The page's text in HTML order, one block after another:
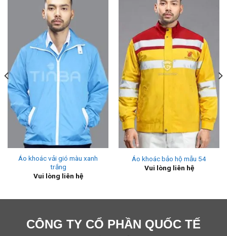
Áo khoác vải gió màu xanh
trắng
Vui lòng liên hệ
Áo khoác bảo hộ mẫu 54
Vui lòng liên hệ
CÔNG TY CỔ PHẦN QUỐC TẾ